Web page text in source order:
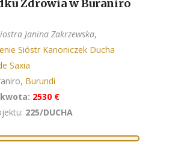
Zdrowia w Buraniro
Janina Zakrzewska,
Sióstr Kanoniczek Ducha
Saxia
Burundi
2530 €
225/DUCHA